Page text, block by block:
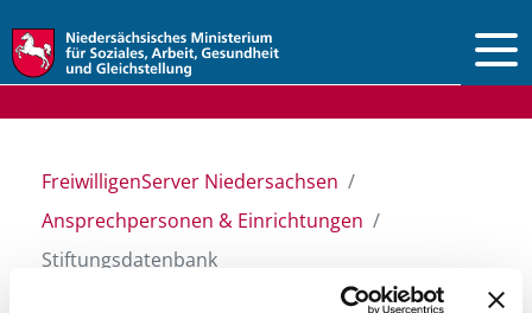
FreiwilligenServer Niedersachsen
Ansprechpersonen & Einrichtungen
Stiftungsdatenbank